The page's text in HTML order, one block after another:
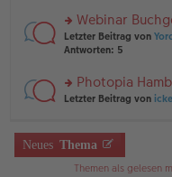
tr
a
g
e
n
er
tr
a
n
g
el
e
n
ei
tr
rs
te
n
g
es
e
n
Webinar
Letzter Beitrag von
Antworten: 5
rs
u
n
Photopia
Letzter Beitrag von
Neues Thema
Themen als gelesen